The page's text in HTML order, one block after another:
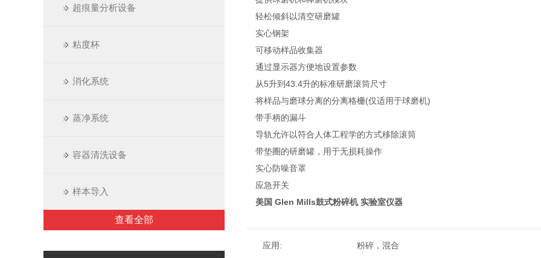
超痕量分析设备
粘度杯
消化系统
蒸净系统
容器清洗设备
样本导入
查看全部
轻松倾斜以清空研磨罐
实心钢架
可移动样品收集器
通过显示器方便地设置参数
从5升到43.4升的标准研磨滚筒尺寸
将样品与磨球分离的分离格栅(仅适用于球磨机)
带手柄的漏斗
导轨允许以符合人体工程学的方式移除滚筒
带垫圈的研磨罐，用于无损耗操作
实心防噪音罩
应急开关
美国 Glen Mills鼓式粉碎机 实验室仪器
应用: 粉碎，混合